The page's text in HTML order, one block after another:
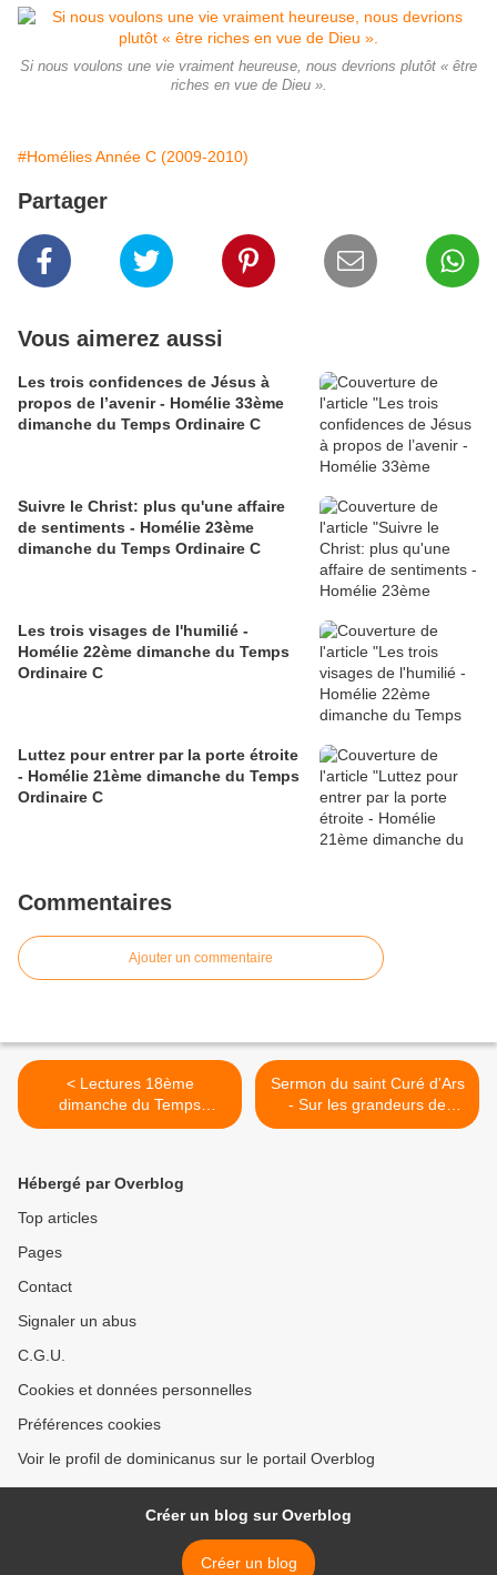
Si nous voulons une vie vraiment heureuse, nous devrions plutôt « être
riches en vue de Dieu ».
#Homélies Année C (2009-2010)
Partager
Vous aimerez aussi
Les trois confidences de Jésus à
propos de l’avenir - Homélie 33ème
dimanche du Temps Ordinaire C
Suivre le Christ: plus qu'une affaire
de sentiments - Homélie 23ème
dimanche du Temps Ordinaire C
Les trois visages de l'humilié -
Homélie 22ème dimanche du Temps
Ordinaire C
Luttez pour entrer par la porte étroite
- Homélie 21ème dimanche du Temps
Ordinaire C
Commentaires
Ajouter un commentaire
< Lectures 18ème
dimanche du Temps
Ordinaire C - « Ce que tu
Sermon du saint Curé d'Ars
- Sur les grandeurs de
Marie [1] . >
Hébergé par Overblog
Top articles
Pages
Contact
Signaler un abus
C.G.U.
Cookies et données personnelles
Préférences cookies
Voir le profil de dominicanus sur le portail Overblog
Créer un blog sur Overblog
Créer un blog